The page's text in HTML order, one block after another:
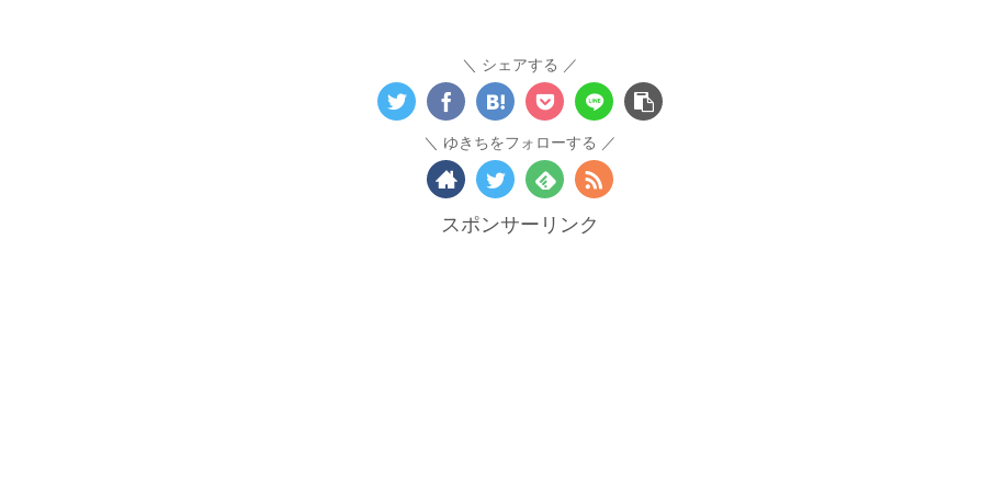
シェアする
ゆきちをフォローする
スポンサーリンク